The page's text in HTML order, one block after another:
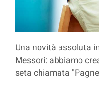
Una novità assoluta
Messori: abbiamo
seta chiamata